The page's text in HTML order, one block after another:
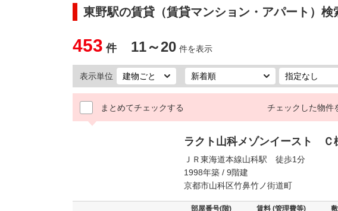
東野駅の賃貸（賃貸マンション・アパート）検
453 件 11～20 件を表示
表示単位
まとめてチェックする チェックした物件
ラクト山科メゾンイースト Ｃ
ＪＲ東海道本線山科駅 徒歩1分
1998年築 / 9階建
京都市山科区竹鼻竹ノ街道町
部屋番号(階) 賃料 (管理費等)